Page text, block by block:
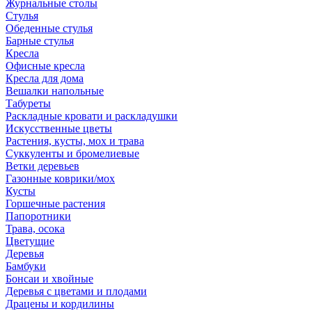
Журнальные столы
Стулья
Обеденные стулья
Барные стулья
Кресла
Офисные кресла
Кресла для дома
Вешалки напольные
Табуреты
Раскладные кровати и раскладушки
Искусственные цветы
Растения, кусты, мох и трава
Суккуленты и бромелиевые
Ветки деревьев
Газонные коврики/мох
Кусты
Горшечные растения
Папоротники
Трава, осока
Цветущие
Деревья
Бамбуки
Бонсаи и хвойные
Деревья с цветами и плодами
Драцены и кордилины